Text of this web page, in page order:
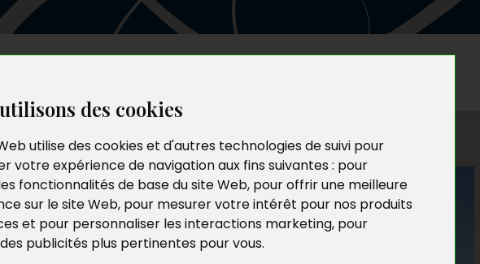
des cookies
utilise des cookies et d'autres technologies de suivi pour
votre expérience de navigation aux fins suivantes : pour
fonctionnalités de base du site Web, pour offrir une meilleure
sur le site Web, pour mesurer votre intérêt pour nos produits
et pour personnaliser les interactions marketing, pour
publicités plus pertinentes pour vous.
des